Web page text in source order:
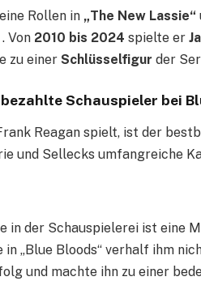
Rollen in „The New Lassie“
Von 2010 bis 2024 spielte er
zu einer Schlüsselfigur der
Schauspieler bei
Reagan spielt, ist der
und Sellecks umfangreiche
in der Schauspielerei ist eine
in „Blue Bloods“ verhalf ihm
und machte ihn zu einer